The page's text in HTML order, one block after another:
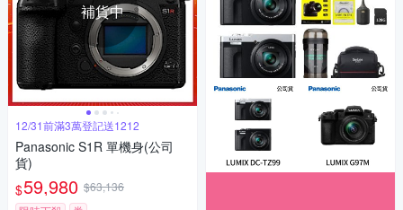
補貨中
12/31前滿3萬登記送1212
Panasonic S1R 單機身(公司
貨)
$59,980 $63,136